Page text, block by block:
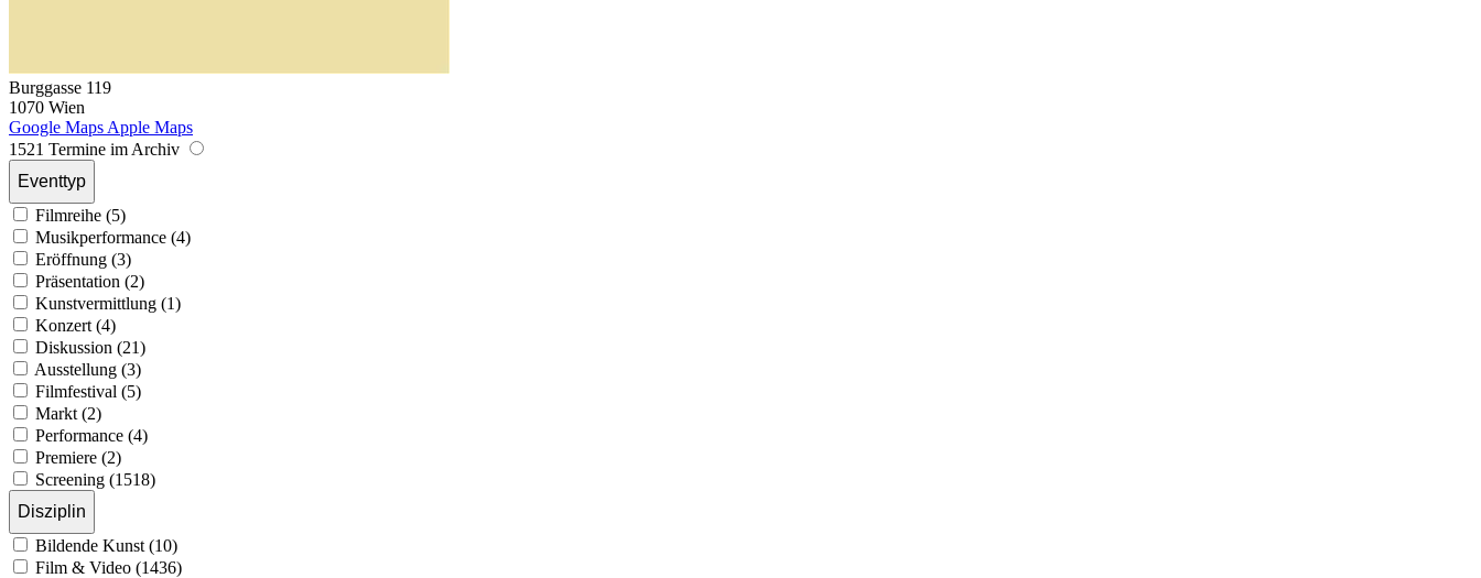
Burggasse 119
1070 Wien
Google Maps Apple Maps
1521 Termine im Archiv
Eventtyp
Filmreihe (5)
Musikperformance (4)
Eröffnung (3)
Präsentation (2)
Kunstvermittlung (1)
Konzert (4)
Diskussion (21)
Ausstellung (3)
Filmfestival (5)
Markt (2)
Performance (4)
Premiere (2)
Screening (1518)
Disziplin
Bildende Kunst (10)
Film & Video (1436)